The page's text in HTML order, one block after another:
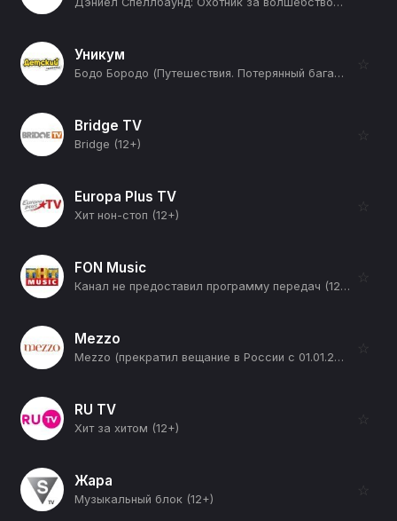
Уникум
Бодо Бородо (Путешествия. Потерянный багаж) (12+)
☆
Bridge TV
Bridge (12+)
☆
Europa Plus TV
Хит нон-стоп (12+)
☆
FON Music
Канал не предоставил программу передач (12+)
☆
Mezzo
Mezzo (прекратил вещание в России с 01.01.2026) (12+)
☆
RU TV
Хит за хитом (12+)
☆
Жара
Музыкальный блок (12+)
☆